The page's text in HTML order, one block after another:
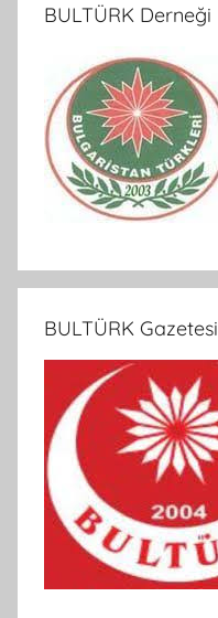
BULTÜRK Derneği
BULTÜRK Gazetesi